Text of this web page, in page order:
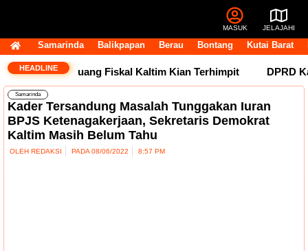
MASUK JELAJAHI
Samarinda Balikpapan Berau Bontang Kutai Barat
HEADLINE
Tertahan, Ruang Fiskal Kaltim Kian Terhimpit DPRD
Samarinda
Kader Tersandung Masalah Tunggakan Iuran
BPJS Ketenagakerjaan, Sekretaris Demokrat
Kaltim Masih Belum Tahu
OLEH REDAKSI PADA 08/06/2022 8:57 PM